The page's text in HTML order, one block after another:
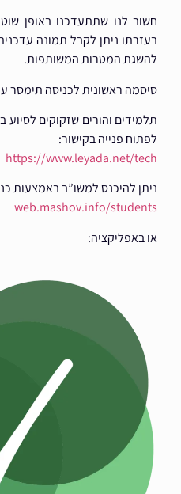
חשוב לנו שתתעדכנו באופן
בעזרתו ניתן לקבל תמונה
להשגת המטרות המשותפות.
סיסמה ראשונית לכניסה תימסר
תלמידים והורים שזקוקים
לפתוח פנייה בקישור:
https://www.leyada.net/tech
ניתן להיכנס למשו”ב באמצעות
web.mashov.info/students
או באפליקציה: